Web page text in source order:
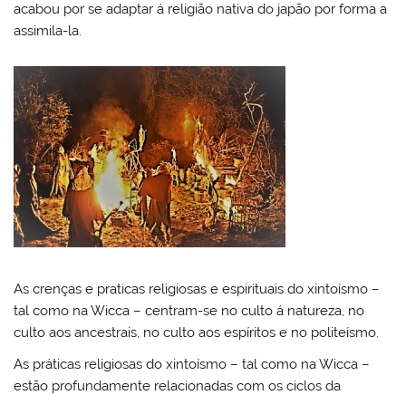
acabou por se adaptar á religião nativa do japão por forma a
assimila-la.
As crenças e praticas religiosas e espirituais do xintoísmo –
tal como na Wicca – centram-se no culto á natureza, no
culto aos ancestrais, no culto aos espíritos e no politeísmo.
As práticas religiosas do xintoísmo – tal como na Wicca –
estão profundamente relacionadas com os ciclos da